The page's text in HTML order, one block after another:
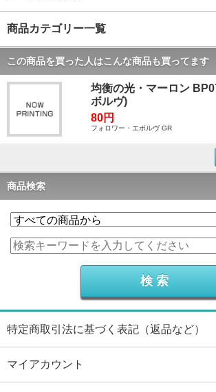
商品カテゴリー一覧
この商品を買った人はこんな商品も買ってます
均衡の光・マーロン
ボルヴ)
80円
フォロワー・エボルヴ GR
商品検索
特定商取引法に基づく表記（返品など）
マイアカウント